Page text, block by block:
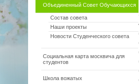
Объединенный Совет Обучающихся
Состав совета
Наши проекты
Новости Студенческого совета
Социальная карта москвича для
студентов
Школа вожатых